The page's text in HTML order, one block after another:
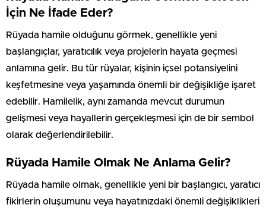
İçin Ne İfade Eder?
Rüyada hamile olduğunu görmek, genellikle yeni
başlangıçlar, yaratıcılık veya projelerin hayata geçmesi
anlamına gelir. Bu tür rüyalar, kişinin içsel potansiyelini
keşfetmesine veya yaşamında önemli bir değişikliğe işaret
edebilir. Hamilelik, aynı zamanda mevcut durumun
gelişmesi veya hayallerin gerçekleşmesi için de bir sembol
olarak değerlendirilebilir.
Rüyada Hamile Olmak Ne Anlama Gelir?
Rüyada hamile olmak, genellikle yeni bir başlangıcı, yaratıcı
fikirlerin oluşumunu veya hayatınızdaki önemli değişiklikleri